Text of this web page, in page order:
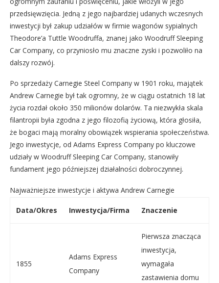
przedsięwzięcia. Jedną z jego najbardziej udanych wczesnych
inwestycji był zakup udziałów w firmie wagonów sypialnych
Theodore’a Tuttle Woodruffa, znanej jako Woodruff Sleeping
Car Company, co przyniosło mu znaczne zyski i pozwoliło na
dalszy rozwój.
Po sprzedaży Carnegie Steel Company w 1901 roku, majątek
Andrew Carnegie był tak ogromny, że w ciągu ostatnich 18 lat
życia rozdał około 350 milionów dolarów. Ta niezwykła skala
filantropii była zgodna z jego filozofią życiową, która głosiła,
że bogaci mają moralny obowiązek wspierania społeczeństwa.
Jego inwestycje, od Adams Express Company po kluczowe
udziały w Woodruff Sleeping Car Company, stanowiły
fundament jego późniejszej działalności dobroczynnej.
Najważniejsze inwestycje i aktywa Andrew Carnegie
Data/Okres Inwestycja/Firma Znaczenie
1855
Adams Express
Company
Pierwsza znacząca
inwestycja,
wymagała
zastawienia domu